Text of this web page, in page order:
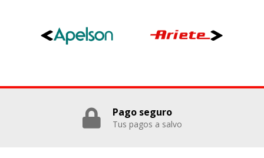
Pago seguro
Tus pagos a salvo